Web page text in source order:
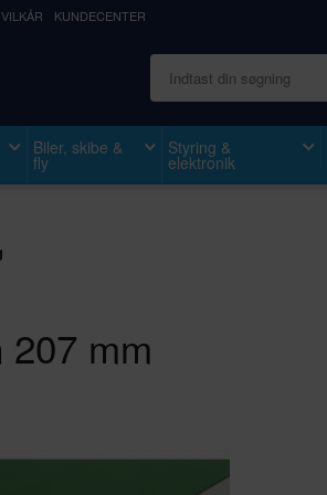
VILKÅR KUNDECENTER
Biler, skibe &
fly
Styring &
elektronik
mm